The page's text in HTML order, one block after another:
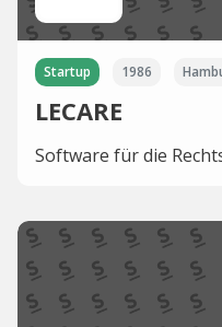
Startup 1986
LECARE
Software für die